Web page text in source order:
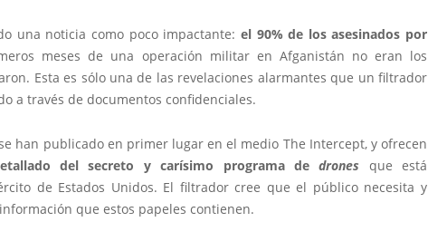
una noticia como poco impactante: el 90% de los asesinados por
meses de una operación militar en Afganistán no eran los
Esta es sólo una de las revelaciones alarmantes que un filtrador
a través de documentos confidenciales.
han publicado en primer lugar en el medio The Intercept, y ofrecen
del secreto y carísimo programa dedrones que está
de Estados Unidos. El filtrador cree que el público necesita y
que estos papeles contienen.